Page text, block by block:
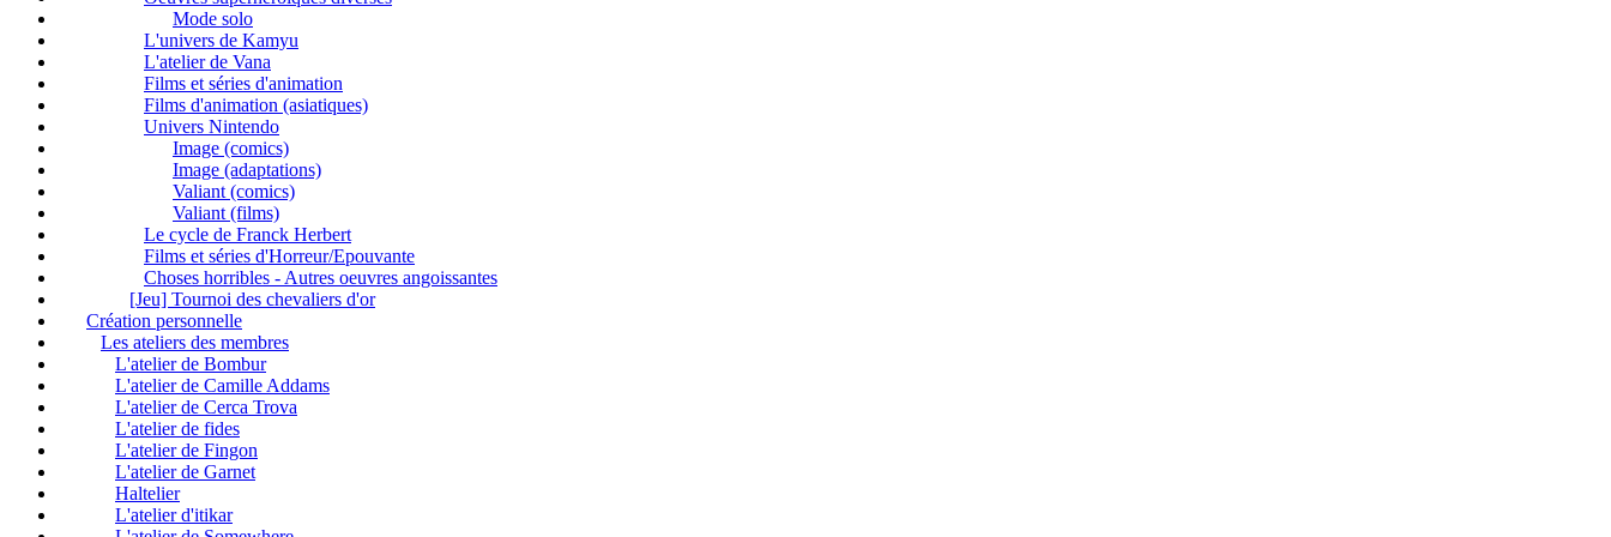
Mode solo
L'univers de Kamyu
L'atelier de Vana
Films et séries d'animation
Films d'animation (asiatiques)
Univers Nintendo
Image (comics)
Image (adaptations)
Valiant (comics)
Valiant (films)
Le cycle de Franck Herbert
Films et séries d'Horreur/Epouvante
Choses horribles - Autres oeuvres angoissantes
[Jeu] Tournoi des chevaliers d'or
Création personnelle
Les ateliers des membres
L'atelier de Bombur
L'atelier de Camille Addams
L'atelier de Cerca Trova
L'atelier de fides
L'atelier de Fingon
L'atelier de Garnet
Haltelier
L'atelier d'itikar